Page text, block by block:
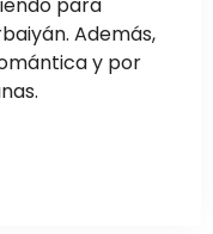
Además,
y por